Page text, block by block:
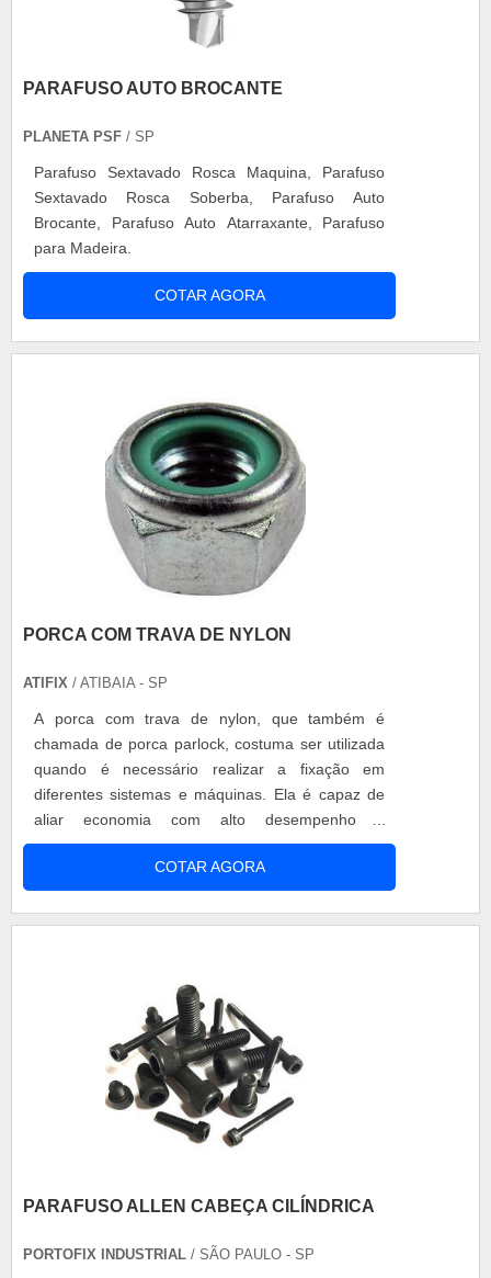
PARAFUSO AUTO BROCANTE
PLANETA PSF / SP
Parafuso Sextavado Rosca Maquina, Parafuso
Sextavado Rosca Soberba, Parafuso Auto
Brocante, Parafuso Auto Atarraxante, Parafuso
para Madeira.
COTAR AGORA
PORCA COM TRAVA DE NYLON
ATIFIX / ATIBAIA - SP
A porca com trava de nylon, que também é
chamada de porca parlock, costuma ser utilizada
quando é necessário realizar a fixação em
diferentes sistemas e máquinas. Ela é capaz de
aliar economia com alto desempenho e
versatilidade e é recomendada para diversas
aplicações, em inúmeros setores do comércio e
da indústria. Informações e benefícios Esse tipo
COTAR AGORA
PARAFUSO ALLEN CABEÇA CILÍNDRICA
PORTOFIX INDUSTRIAL / SÃO PAULO - SP